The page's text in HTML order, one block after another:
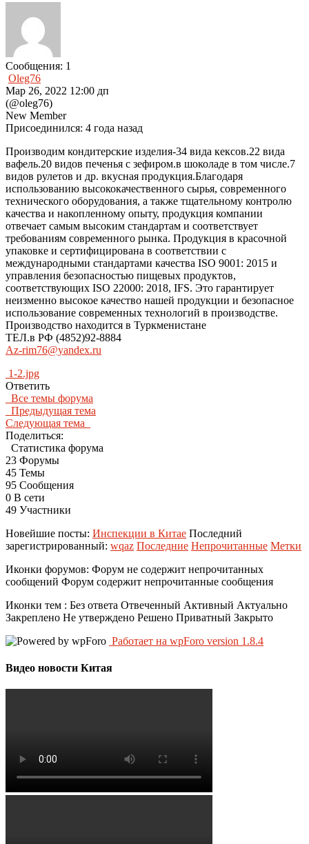
Сообщения: 1
Oleg76
Мар 26, 2022 12:00 дп
(@oleg76)
New Member
Присоединился: 4 года назад
Производим кондитерские изделия-34 вида кексов.22 вида
вафель.20 видов печенья с зефиром.в шоколаде в том числе.7
видов рулетов и др. вкусная продукция.Благодаря
использованию высококачественного сырья, современного
технического оборудования, а также тщательному контролю
качества и накопленному опыту, продукция компании
отвечает самым высоким стандартам и соответствует
требованиям современного рынка. Продукция в красочной
упаковке и сертифицирована в соответствии с
международными стандартами качества ISO 9001: 2015 и
управления безопасностью пищевых продуктов,
соответствующих ISO 22000: 2018, IFS. Это гарантирует
неизменно высокое качество нашей продукции и безопасное
использование современных технологий в производстве.
Производство находится в Туркменистане
ТЕЛ.в РФ (4852)92-8884
Az-rim76@yandex.ru
1-2.jpg
Ответить
Все темы форума
Предыдущая тема
Следующая тема
Поделиться:
Статистика форума
23 Форумы
45 Темы
95 Сообщения
0 В сети
49 Участники
Новейшие посты: Инспекции в Китае Последний
зарегистрированный: wqaz Последние Непрочитанные Метки
Иконки форумов: Форум не содержит непрочитанных
сообщений Форум содержит непрочитанные сообщения
Иконки тем : Без ответа Отвеченный Активный Актуально
Закреплено Не утверждено Решено Приватный Закрыто
Работает на wpForo version 1.8.4
Видео новости Китая